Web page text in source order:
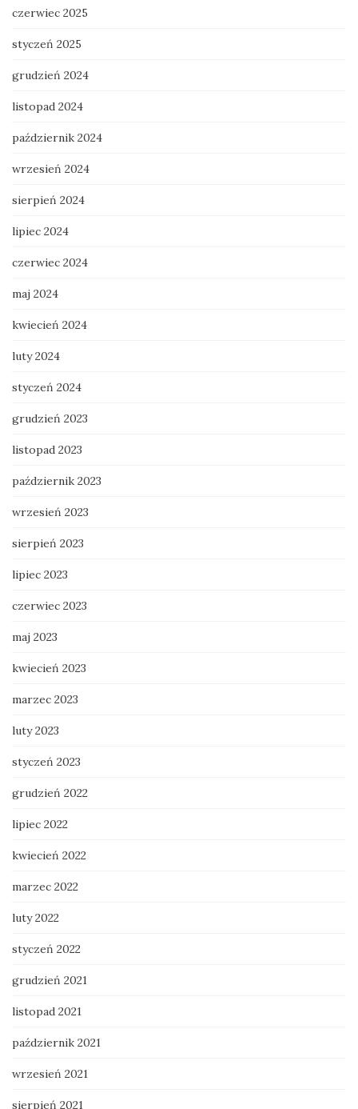
czerwiec 2025
styczeń 2025
grudzień 2024
listopad 2024
październik 2024
wrzesień 2024
sierpień 2024
lipiec 2024
czerwiec 2024
maj 2024
kwiecień 2024
luty 2024
styczeń 2024
grudzień 2023
listopad 2023
październik 2023
wrzesień 2023
sierpień 2023
lipiec 2023
czerwiec 2023
maj 2023
kwiecień 2023
marzec 2023
luty 2023
styczeń 2023
grudzień 2022
lipiec 2022
kwiecień 2022
marzec 2022
luty 2022
styczeń 2022
grudzień 2021
listopad 2021
październik 2021
wrzesień 2021
sierpień 2021